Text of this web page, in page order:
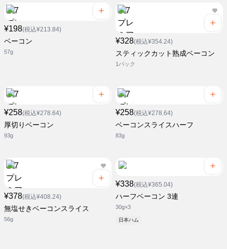
¥198(税込¥213.84)
ベーコン
57g
¥328(税込¥354.24)
スティックカット熟成ベーコン
1パック
¥258(税込¥278.64)
厚切りベーコン
93g
¥258(税込¥278.64)
ベーコンスライスハーフ
83g
¥378(税込¥408.24)
無塩せきベーコンスライス
56g
¥338(税込¥365.04)
ハーフベーコン 3連
30g×3
日本ハム